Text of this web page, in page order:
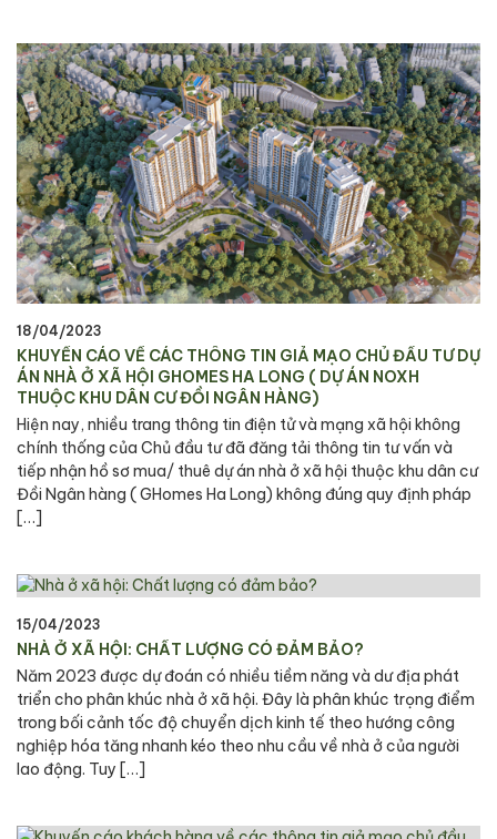
18/04/2023
KHUYẾN CÁO VỀ CÁC THÔNG TIN GIẢ MẠO CHỦ ĐẦU TƯ DỰ
ÁN NHÀ Ở XÃ HỘI GHOMES HA LONG ( DỰ ÁN NOXH
THUỘC KHU DÂN CƯ ĐỒI NGÂN HÀNG)
Hiện nay, nhiều trang thông tin điện tử và mạng xã hội không
chính thống của Chủ đầu tư đã đăng tải thông tin tư vấn và
tiếp nhận hồ sơ mua/ thuê dự án nhà ở xã hội thuộc khu dân cư
Đồi Ngân hàng ( GHomes Ha Long) không đúng quy định pháp
[…]
15/04/2023
NHÀ Ở XÃ HỘI: CHẤT LƯỢNG CÓ ĐẢM BẢO?
Năm 2023 được dự đoán có nhiều tiềm năng và dư địa phát
triển cho phân khúc nhà ở xã hội. Đây là phân khúc trọng điểm
trong bối cảnh tốc độ chuyển dịch kinh tế theo hướng công
nghiệp hóa tăng nhanh kéo theo nhu cầu về nhà ở của người
lao động. Tuy […]